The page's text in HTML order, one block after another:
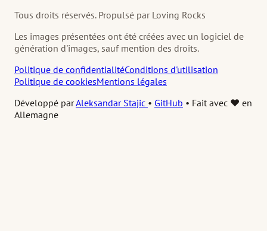
Tous droits réservés. Propulsé par Loving Rocks
Les images présentées ont été créées avec un logiciel de
génération d'images, sauf mention des droits.
Politique de confidentialitéConditions d'utilisation
Politique de cookiesMentions légales
Développé parAleksandar Stajic • GitHub • Fait avec ❤️ en
Allemagne